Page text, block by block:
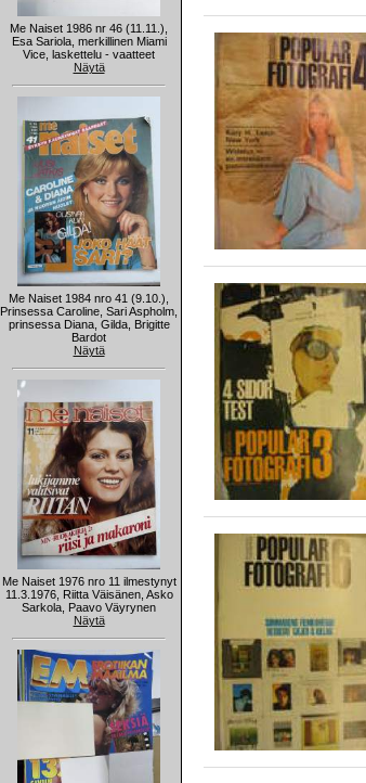
Me Naiset 1986 nr 46 (11.11.),
Esa Sariola, merkillinen Miami
Vice, laskettelu - vaatteet
Näytä
Me Naiset 1984 nro 41 (9.10.),
Prinsessa Caroline, Sari Aspholm,
prinsessa Diana, Gilda, Brigitte
Bardot
Näytä
Me Naiset 1976 nro 11 ilmestynyt
11.3.1976, Riitta Väisänen, Asko
Sarkola, Paavo Väyrynen
Näytä